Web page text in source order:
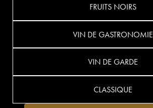
FRUITS NOIRS
VIN DE GASTRONOMIE
VIN DE GARDE
CLASSIQUE